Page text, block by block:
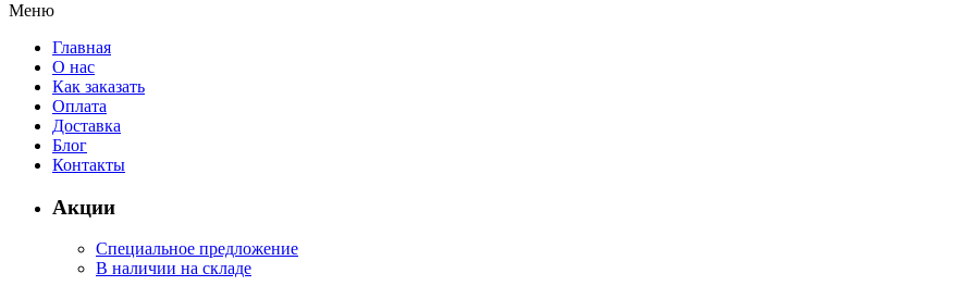
Меню
Главная
О нас
Как заказать
Оплата
Доставка
Блог
Контакты
Акции
Специальное предложение
В наличии на складе